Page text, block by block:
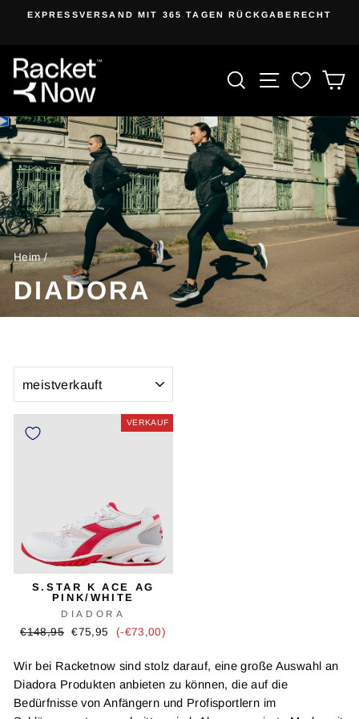
MIT 365 TAGEN RÜCKGABERECHT
PRODUKT
Heim /
DIADORA
VERKAUF
S.STAR K ACE AG
PINK/WHITE
DIADORA
Ursprünglicher
€148,95 Verkaufspreis
€75,95 (-€73,00)
Wir bei Racketnow sind stolz darauf, eine große Auswahl an
Diadora Produkten anbieten zu können, die auf die
Bedürfnisse von Anfängern und Profisportlern im